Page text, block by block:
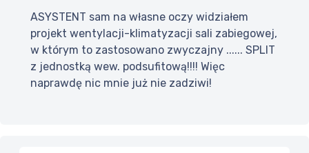
ASYSTENT sam na własne oczy widziałem
projekt wentylacji-klimatyzacji sali zabiegowej,
w którym to zastosowano zwyczajny ...... SPLIT
z jednostką wew. podsufitową!!!! Więc
naprawdę nic mnie już nie zadziwi!